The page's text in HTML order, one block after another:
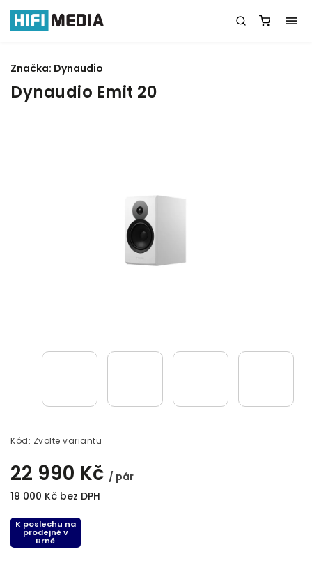
Dynaudio Emit 20
Kód: Zvolte variantu
22 990 Kč / pár
19 000 Kč bez DPH
K poslechu na
prodejně v
Brně
Značka: Dynaudio